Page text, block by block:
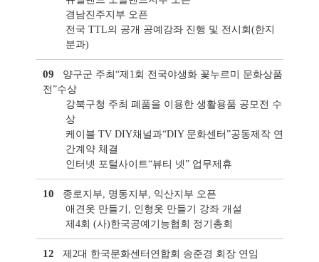
경남진주지부 오픈
전국 TTL의 공개 공예강좌 진행 및 전시회(한지
분과)
09
양구군 주최“제1회 전국야생화 꽃누르미 문화상품
전”수상
강북구청 주최 폐품을 이용한 생활용품 공모전 수
상
케이블 TV DIY채널과“DIY 문화센터”공동제작 연
간계약 체결
인터넷 포털사이트“뷰티 넷” 업무제휴
10
종로지부, 명동지부, 익산지부 오픈
애견옷 만들기, 인형옷 만들기 강좌 개설
제4회 (사)한국공예기능협회 정기총회
12 제2대 한국문화센터연합회 송준경 회장 연임